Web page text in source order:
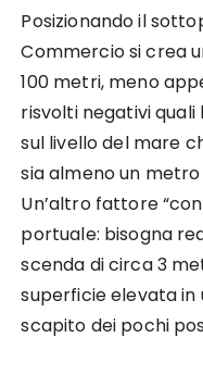
Posizionando il
Commercio si crea
100 metri, meno
risvolti negativi quali
sul livello del mare
sia almeno un
Un’altro fattore
portuale: bisogna
scenda di circa 3
superficie elevata
scapito dei pochi